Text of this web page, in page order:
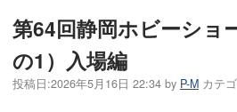
第64回静岡ホビーショ
の1）入場編
投稿日:2026年5月16日 22:34 by P-M カテ